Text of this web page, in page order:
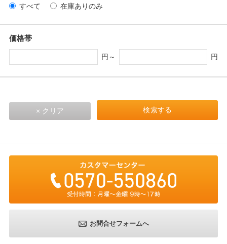
すべて 在庫ありのみ
価格帯
円～ 円
お問合せフォームへ